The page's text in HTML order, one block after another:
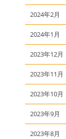
2024年2月
2024年1月
2023年12月
2023年11月
2023年10月
2023年9月
2023年8月